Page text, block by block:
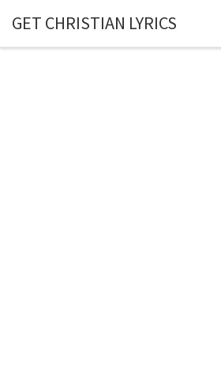
Skip to content
GET CHRISTIAN LYRICS